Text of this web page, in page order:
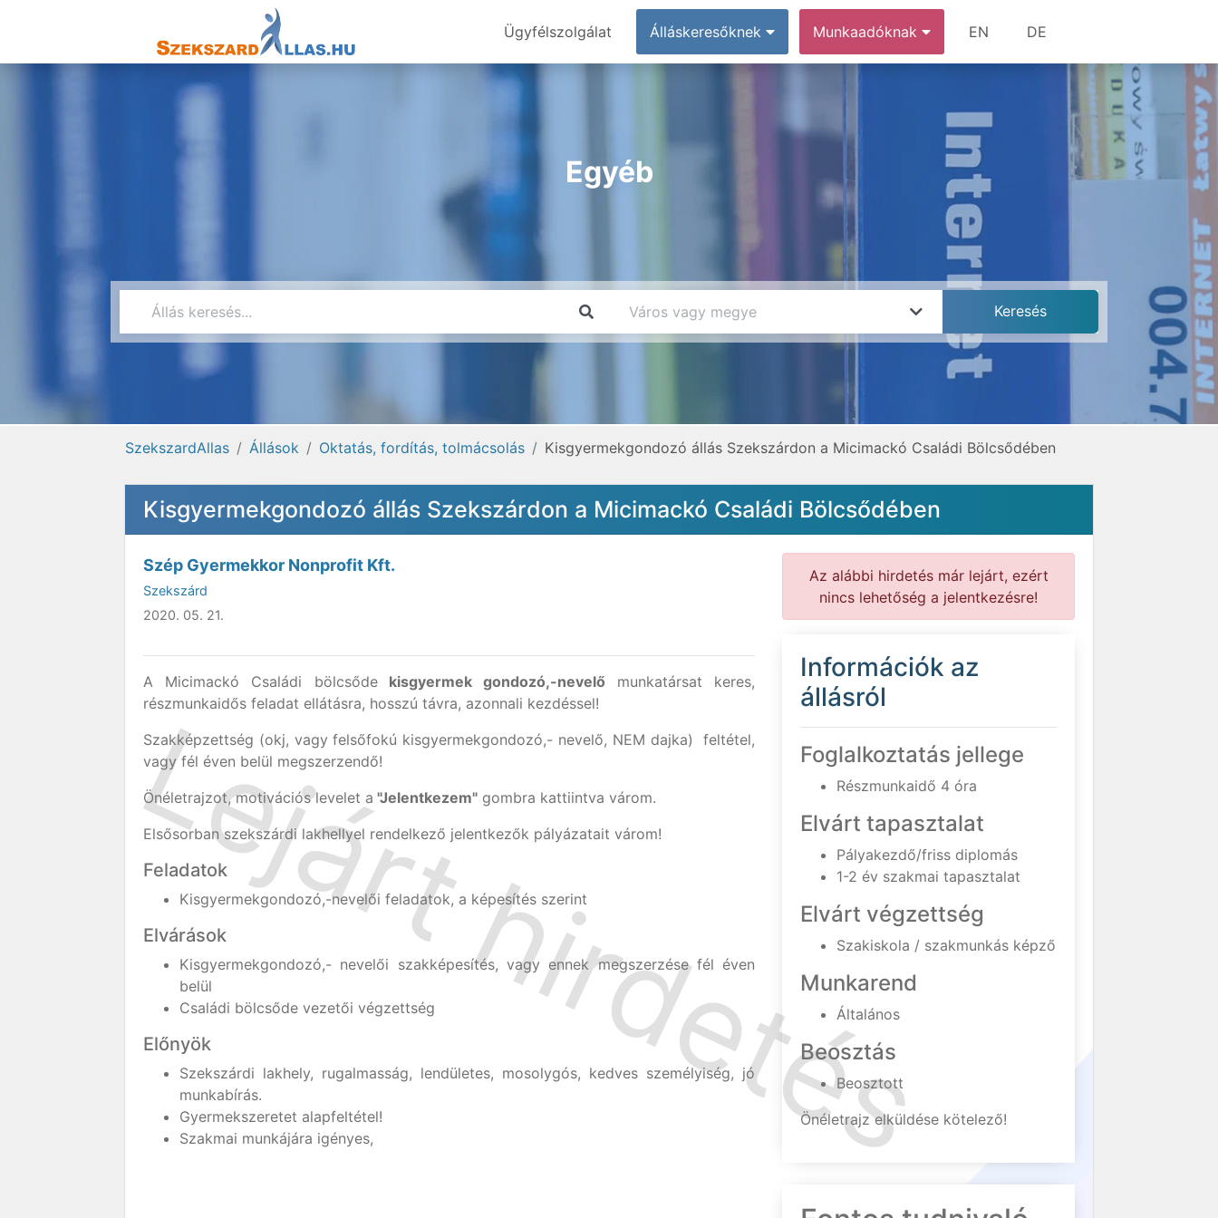
Ügyfélszolgálat Álláskeresőknek Munkaadóknak EN DE
Egyéb
SzekszardAllas Állások Oktatás, fordítás, tolmácsolás Kisgyermekgondozó állás Szekszárdon a Micimackó Családi Bölcsődében
Kisgyermekgondozó állás Szekszárdon a Micimackó Családi Bölcsődében
Szép Gyermekkor Nonprofit Kft.
Szekszárd
2020. 05. 21.
A Micimackó Családi bölcsődekisgyermek gondozó,-nevelő munkatársat keres,
részmunkaidős feladat ellátásra, hosszú távra, azonnali kezdéssel!
Szakképzettség (okj, vagy felsőfokú kisgyermekgondozó,- nevelő, NEM dajka) feltétel,
vagy fél éven belül megszerzendő!
Önéletrajzot, motivációs levelet a "Jelentkezem" gombra kattiintva várom.
Elsősorban szekszárdi lakhellyel rendelkező jelentkezők pályázatait várom!
Feladatok
Kisgyermekgondozó,-nevelői feladatok, a képesítés szerint
Elvárások
Kisgyermekgondozó,- nevelői szakképesítés, vagy ennek megszerzése fél éven
belül
Családi bölcsőde vezetői végzettség
Előnyök
Szekszárdi lakhely, rugalmasság, lendületes, mosolygós, kedves személyiség, jó
munkabírás.
Gyermekszeretet alapfeltétel!
Szakmai munkájára igényes,
Az alábbi hirdetés már lejárt, ezért
nincs lehetőség a jelentkezésre!
Információk az
állásról
Foglalkoztatás jellege
Részmunkaidő 4 óra
Elvárt tapasztalat
Pályakezdő/friss diplomás
1-2 év szakmai tapasztalat
Elvárt végzettség
Szakiskola / szakmunkás képző
Munkarend
Általános
Beosztás
Beosztott
Önéletrajz elküldése kötelező!